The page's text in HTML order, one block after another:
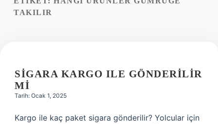
Yasal Uyarı
TAKILIR
SIGARA KARGO ILE GÖNDERILIR
MI
Tarih: Ocak 1, 2025
Kargo ile kaç paket sigara gönderilir? Yolcular için